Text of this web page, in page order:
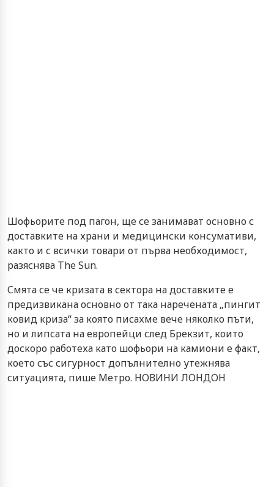
Шофьорите под пагон, ще се занимават основно с
доставките на храни и медицински консумативи,
както и с всички товари от първа необходимост,
разяснява Тhe Sun.
Смята се че кризата в сектора на доставките е
предизвикана основно от така наречената „пингит
ковид криза“ за която писахме вече няколко пъти,
но и липсата на европейци след Брекзит, които
доскоро работеха като шофьори на камиони е факт,
което със сигурност допълнително утежнява
ситуацията, пише Метро. НОВИНИ ЛОНДОН